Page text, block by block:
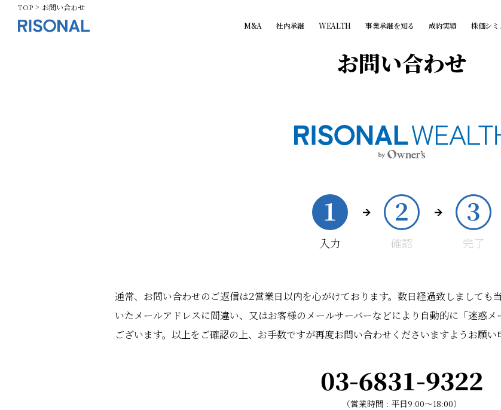
M&A 社内承継 WEALTH 事業承継を知る 成約実績 株価シミ
TOP お問い合わせ
お問い合わせ
1
入力
2
確認
3
完了
通常、お問い合わせのご返信は2営業日以内を心がけております。数日経過致しましても
いたメールアドレスに間違い、又はお客様のメールサーバーなどにより自動的に「迷惑
ございます。以上をご確認の上、お手数ですが再度お問い合わせくださいますようお願い
03-6831-9322
（営業時間 : 平日9:00〜18:00）